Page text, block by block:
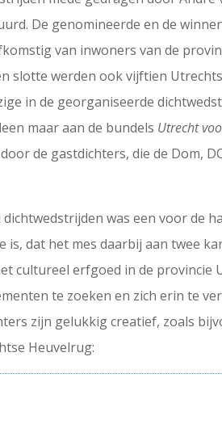
De genomineerde en de
van inwoners van de
slotte werden ook vijftien
in de georganiseerde
maar aan de bundels Utrecht
de gastdichters, die de Dom,
was een voor de
dat het mes daarbij aan twee
cultureel erfgoed in de
te zoeken en zich erin te
zijn gelukkig creatief, zoals
Heuvelrug: